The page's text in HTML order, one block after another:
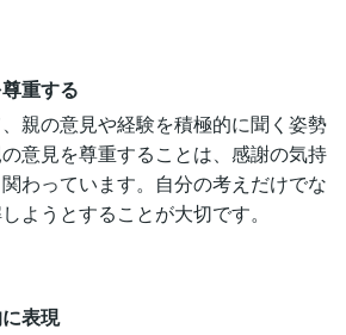
重する
親の意見や経験を積極的に聞く姿勢
意見を尊重することは、感謝の気持
わっています。自分の考えだけでな
ようとすることが大切です。
表現